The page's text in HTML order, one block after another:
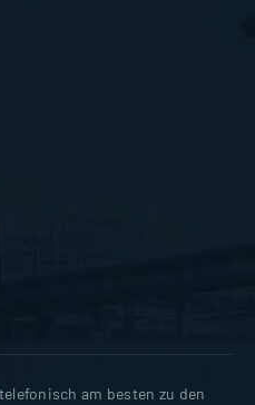
am besten zu den